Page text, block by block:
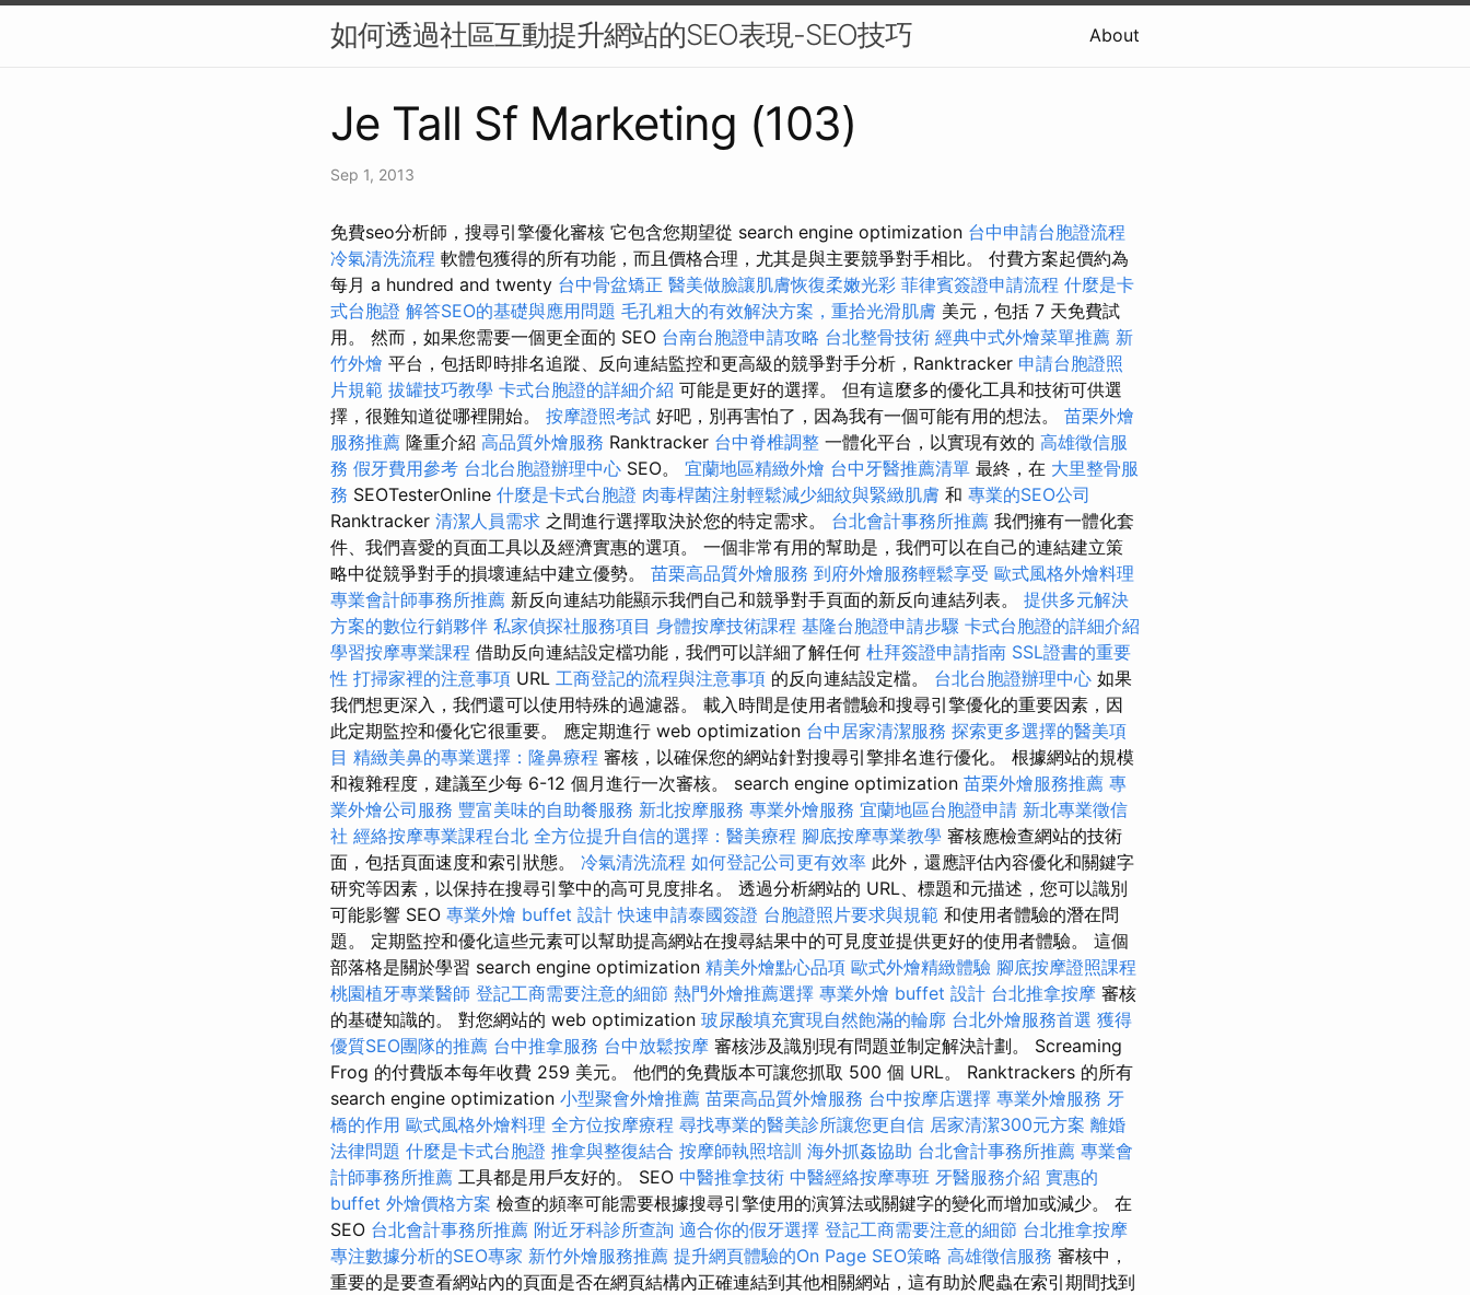
如何透過社區互動提升網站的SEO表現-SEO技巧 About
Je Tall Sf Marketing (103)
Sep 1, 2013
免費seo分析師，搜尋引擎優化審核 它包含您期望從 search engine optimization 台中申請台胞證流程
冷氣清洗流程 軟體包獲得的所有功能，而且價格合理，尤其是與主要競爭對手相比。 付費方案起價約為
每月 a hundred and twenty 台中骨盆矯正 醫美做臉讓肌膚恢復柔嫩光彩 菲律賓簽證申請流程 什麼是卡
式台胞證 解答SEO的基礎與應用問題 毛孔粗大的有效解決方案，重拾光滑肌膚 美元，包括 7 天免費試
用。 然而，如果您需要一個更全面的 SEO 台南台胞證申請攻略 台北整骨技術 經典中式外燴菜單推薦 新
竹外燴 平台，包括即時排名追蹤、反向連結監控和更高級的競爭對手分析，Ranktracker 申請台胞證照
片規範 拔罐技巧教學 卡式台胞證的詳細介紹 可能是更好的選擇。 但有這麼多的優化工具和技術可供選
擇，很難知道從哪裡開始。 按摩證照考試 好吧，別再害怕了，因為我有一個可能有用的想法。 苗栗外燴
服務推薦 隆重介紹 高品質外燴服務 Ranktracker 台中脊椎調整 一體化平台，以實現有效的 高雄徵信服
務 假牙費用參考 台北台胞證辦理中心 SEO。 宜蘭地區精緻外燴 台中牙醫推薦清單 最終，在 大里整骨服
務 SEOTesterOnline 什麼是卡式台胞證 肉毒桿菌注射輕鬆減少細紋與緊緻肌膚 和 專業的SEO公司
Ranktracker 清潔人員需求 之間進行選擇取決於您的特定需求。 台北會計事務所推薦 我們擁有一體化套
件、我們喜愛的頁面工具以及經濟實惠的選項。 一個非常有用的幫助是，我們可以在自己的連結建立策
略中從競爭對手的損壞連結中建立優勢。 苗栗高品質外燴服務 到府外燴服務輕鬆享受 歐式風格外燴料理
專業會計師事務所推薦 新反向連結功能顯示我們自己和競爭對手頁面的新反向連結列表。 提供多元解決
方案的數位行銷夥伴 私家偵探社服務項目 身體按摩技術課程 基隆台胞證申請步驟 卡式台胞證的詳細介紹
學習按摩專業課程 借助反向連結設定檔功能，我們可以詳細了解任何 杜拜簽證申請指南 SSL證書的重要
性 打掃家裡的注意事項 URL 工商登記的流程與注意事項 的反向連結設定檔。 台北台胞證辦理中心 如果
我們想更深入，我們還可以使用特殊的過濾器。 載入時間是使用者體驗和搜尋引擎優化的重要因素，因
此定期監控和優化它很重要。 應定期進行 web optimization 台中居家清潔服務 探索更多選擇的醫美項
目 精緻美鼻的專業選擇：隆鼻療程 審核，以確保您的網站針對搜尋引擎排名進行優化。 根據網站的規模
和複雜程度，建議至少每 6-12 個月進行一次審核。 search engine optimization 苗栗外燴服務推薦 專
業外燴公司服務 豐富美味的自助餐服務 新北按摩服務 專業外燴服務 宜蘭地區台胞證申請 新北專業徵信
社 經絡按摩專業課程台北 全方位提升自信的選擇：醫美療程 腳底按摩專業教學 審核應檢查網站的技術
面，包括頁面速度和索引狀態。 冷氣清洗流程 如何登記公司更有效率 此外，還應評估內容優化和關鍵字
研究等因素，以保持在搜尋引擎中的高可見度排名。 透過分析網站的 URL、標題和元描述，您可以識別
可能影響 SEO 專業外燴 buffet 設計 快速申請泰國簽證 台胞證照片要求與規範 和使用者體驗的潛在問
題。 定期監控和優化這些元素可以幫助提高網站在搜尋結果中的可見度並提供更好的使用者體驗。 這個
部落格是關於學習 search engine optimization 精美外燴點心品項 歐式外燴精緻體驗 腳底按摩證照課程
桃園植牙專業醫師 登記工商需要注意的細節 熱門外燴推薦選擇 專業外燴 buffet 設計 台北推拿按摩 審核
的基礎知識的。 對您網站的 web optimization 玻尿酸填充實現自然飽滿的輪廓 台北外燴服務首選 獲得
優質SEO團隊的推薦 台中推拿服務 台中放鬆按摩 審核涉及識別現有問題並制定解決計劃。 Screaming
Frog 的付費版本每年收費 259 美元。 他們的免費版本可讓您抓取 500 個 URL。 Ranktrackers 的所有
search engine optimization 小型聚會外燴推薦 苗栗高品質外燴服務 台中按摩店選擇 專業外燴服務 牙
橋的作用 歐式風格外燴料理 全方位按摩療程 尋找專業的醫美診所讓您更自信 居家清潔300元方案 離婚
法律問題 什麼是卡式台胞證 推拿與整復結合 按摩師執照培訓 海外抓姦協助 台北會計事務所推薦 專業會
計師事務所推薦 工具都是用戶友好的。 SEO 中醫推拿技術 中醫經絡按摩專班 牙醫服務介紹 實惠的
buffet 外燴價格方案 檢查的頻率可能需要根據搜尋引擎使用的演算法或關鍵字的變化而增加或減少。 在
SEO 台北會計事務所推薦 附近牙科診所查詢 適合你的假牙選擇 登記工商需要注意的細節 台北推拿按摩
專注數據分析的SEO專家 新竹外燴服務推薦 提升網頁體驗的On Page SEO策略 高雄徵信服務 審核中，
重要的是要查看網站內的頁面是否在網頁結構內正確連結到其他相關網站，這有助於爬蟲在索引期間找到